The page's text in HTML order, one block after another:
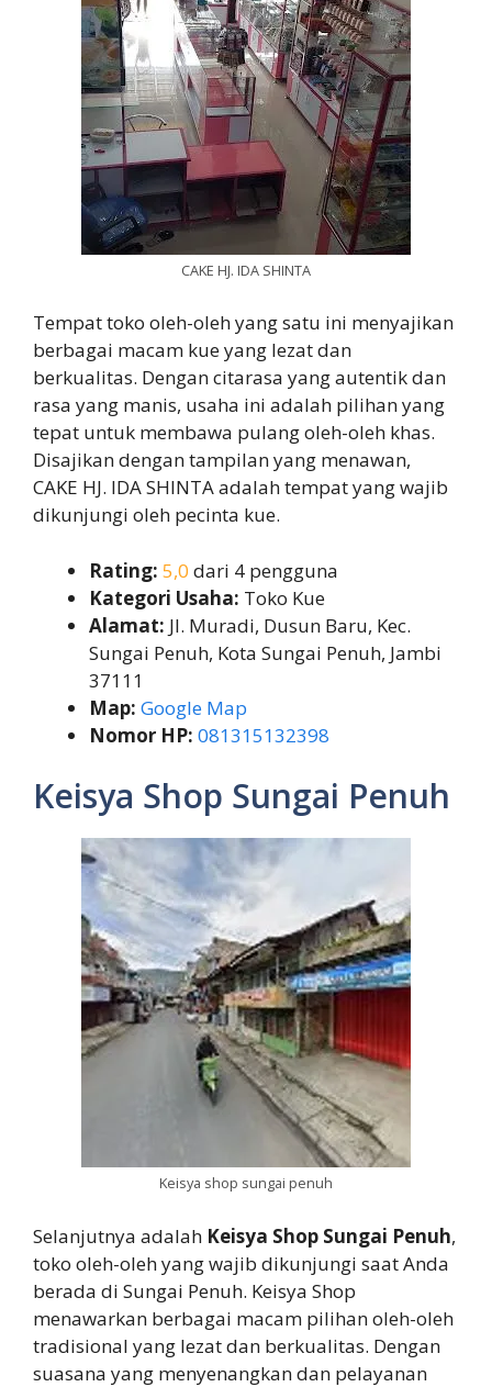
CAKE HJ. IDA SHINTA
Tempat toko oleh-oleh yang satu ini menyajikan
berbagai macam kue yang lezat dan
berkualitas. Dengan citarasa yang autentik dan
rasa yang manis, usaha ini adalah pilihan yang
tepat untuk membawa pulang oleh-oleh khas.
Disajikan dengan tampilan yang menawan,
CAKE HJ. IDA SHINTA adalah tempat yang wajib
dikunjungi oleh pecinta kue.
Rating: 5,0 dari 4 pengguna
Kategori Usaha: Toko Kue
Alamat: Jl. Muradi, Dusun Baru, Kec.
Sungai Penuh, Kota Sungai Penuh, Jambi
37111
Map: Google Map
Nomor HP: 081315132398
Keisya Shop Sungai Penuh
Keisya shop sungai penuh
Selanjutnya adalah Keisya Shop Sungai Penuh,
toko oleh-oleh yang wajib dikunjungi saat Anda
berada di Sungai Penuh. Keisya Shop
menawarkan berbagai macam pilihan oleh-oleh
tradisional yang lezat dan berkualitas. Dengan
suasana yang menyenangkan dan pelayanan